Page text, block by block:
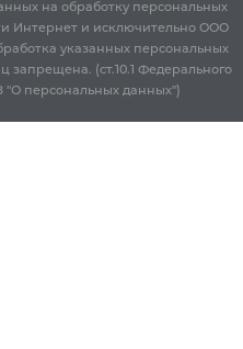
на обработку персональных
Интернет и исключительно ООО
указанных персональных
(ст.10.1 Федерального
"О персональных данных")